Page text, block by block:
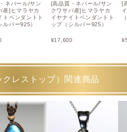
ネパール/サン
産]ヒマラヤカ
トペンダントト
ルバー925）
[高品質・ネパール/サン
クワサバ産]ヒマラヤカ
イヤナイトペンダントト
ップ（シルバー925）
¥17,600
[
¥
レストップ）関連商品